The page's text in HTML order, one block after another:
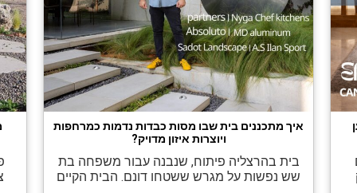
איך מתכננים בית שבו מסות כבדות נדמות כמרחפות
ויוצרות איזון מדויק?
בית בהרצליה פיתוח, שנבנה עבור משפחה בת
שש נפשות על מגרש ששטחו דונם. הבית הקיים